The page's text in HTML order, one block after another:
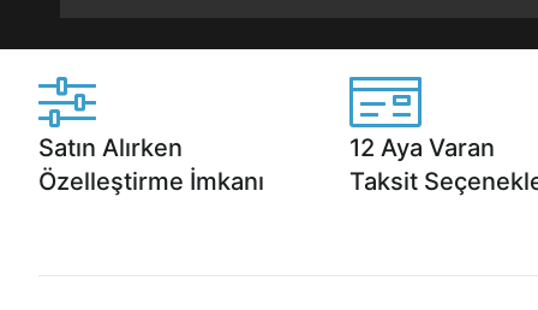
Satın Alırken
Özelleştirme İmkanı
12 Aya Varan
Taksit